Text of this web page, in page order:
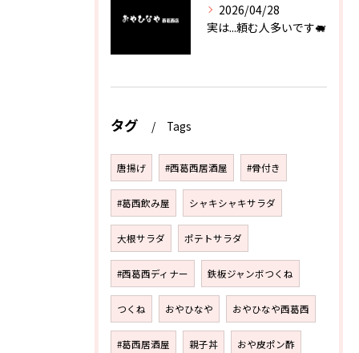
2026/04/28
実は...頼む人多いです🐖
タグ Tags
唐揚げ #西葛西居酒屋 #骨付き
#葛西飲み屋 シャキシャキサラダ
大根サラダ ポテトサラダ
#西葛西ディナー 鉄板ジャンボつくね
つくね おやひなや おやひなや西葛西
#葛西居酒屋 親子丼 おや皮ポン酢